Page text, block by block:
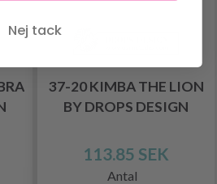
37-20 KIMBA THE LION
BY DROPS DESIGN
113.85 SEK
Antal
Nej tack